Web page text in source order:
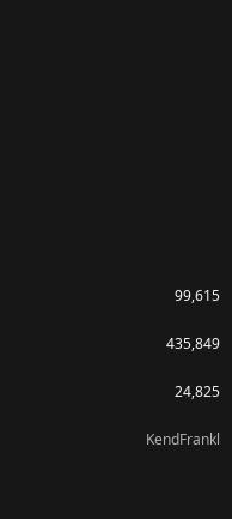
99,615
435,849
24,825
KendFrankl